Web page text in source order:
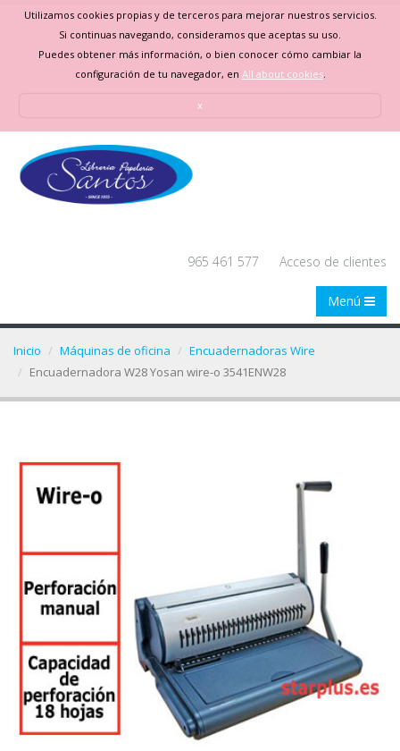
Utilizamos cookies propias y de terceros para mejorar nuestros servicios.
Si continuas navegando, consideramos que aceptas su uso.
Puedes obtener más información, o bien conocer cómo cambiar la
configuración de tu navegador, en All about cookies.
x
965 461 577 Acceso de clientes
Menú
Inicio Máquinas de oficina
Encuadernadoras Wire
Encuadernadora W28 Yosan wire-o 3541ENW28